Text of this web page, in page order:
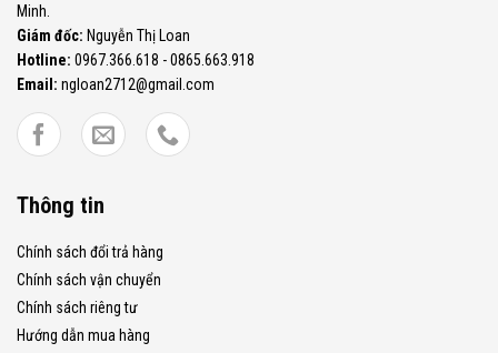
Minh.
Giám đốc: Nguyễn Thị Loan
Hotline: 0967.366.618 - 0865.663.918
Email: ngloan2712@gmail.com
Thông tin
Chính sách đổi trả hàng
Chính sách vận chuyển
Chính sách riêng tư
Hướng dẫn mua hàng